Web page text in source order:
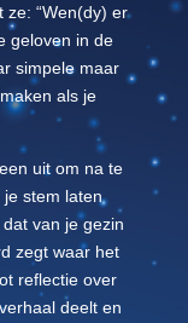
ze: “Wen(dy) er
geloven in de
simpele maar
als je
uit om na te
stem laten
van je gezin
zegt waar het
reflectie over
deelt en